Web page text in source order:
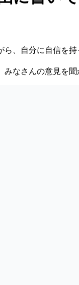
、自分に自信を
なさんの意見を聞